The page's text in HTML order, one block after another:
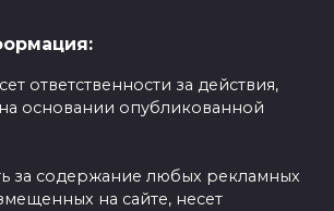
ответственности за действия,
основании опубликованной
за содержание любых рекламных
на сайте, несет